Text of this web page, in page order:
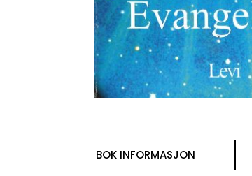
BOK INFORMASJON